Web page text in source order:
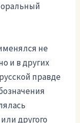
не
и в других
правде
другого